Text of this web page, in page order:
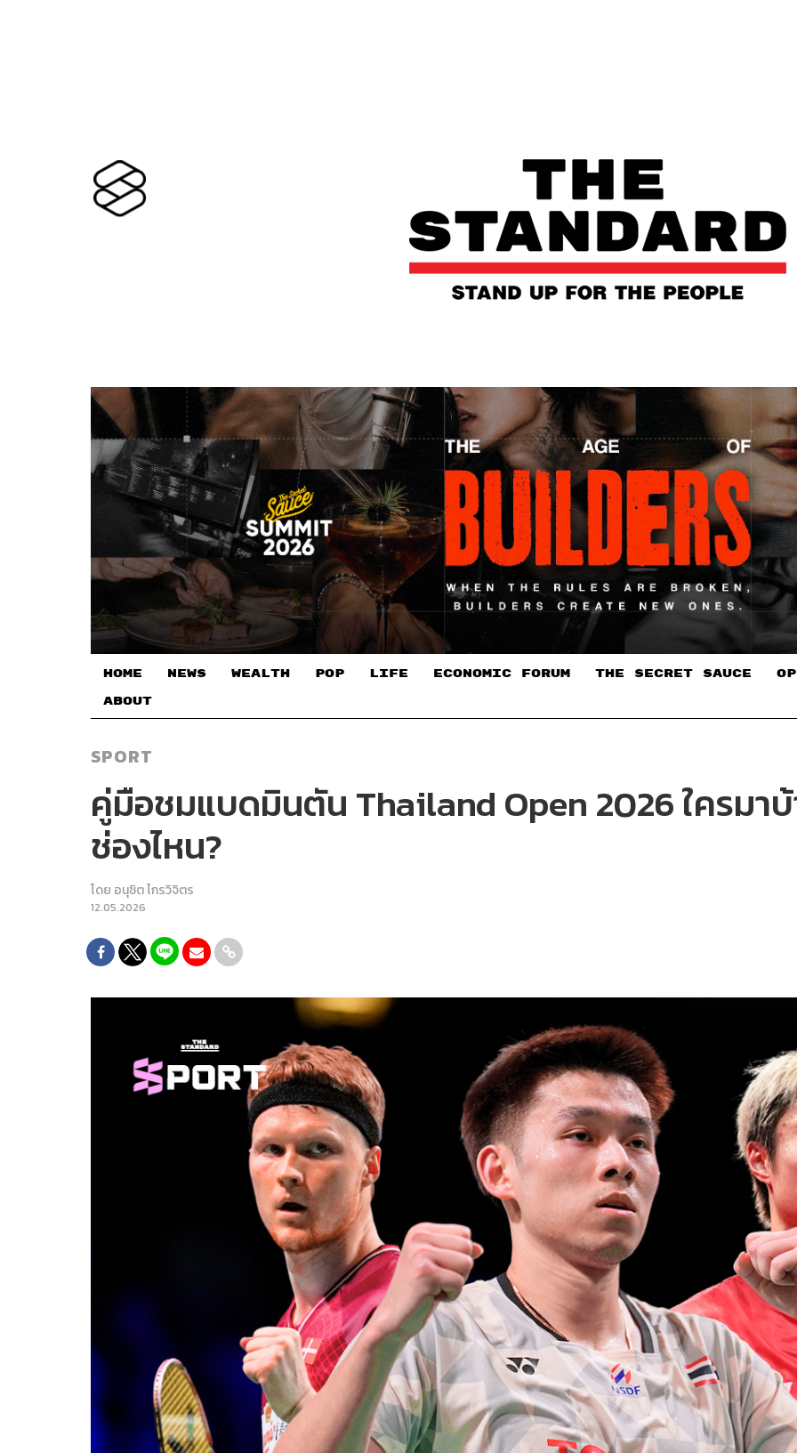
HOME NEWS WEALTH POP LIFE ECONOMIC FORUM THE SECRET SAUCE​
ABOUT
SPORT
คู่มือชมแบดมินตัน Thailand Open 2026 ใครมา
ช่องไหน?
โดย อนุชิต ไกรวิจิตร
12.05.2026